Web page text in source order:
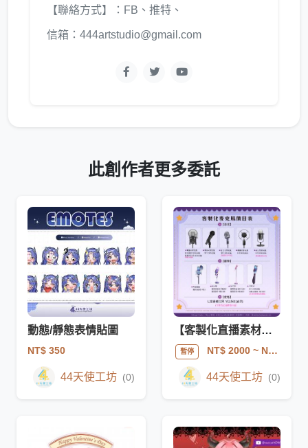
【聯絡方式】：FB、推特、
信箱：444artstudio@gmail.com
此創作者更多委託
動態/靜態表情貼圖
NT$ 350
44天使工坊 (0)
【客製化直播素材】麥克風 / 遊戲手把
暫停 NT$ 2000~ NT$ 10000
44天使工坊 (0)